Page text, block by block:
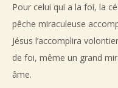
Pour celui qui a la foi, la
pêche miraculeuse
Jésus l’accomplira
de foi, même un grand
âme.